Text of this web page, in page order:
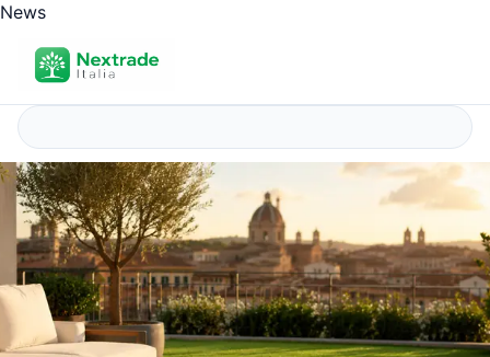
News